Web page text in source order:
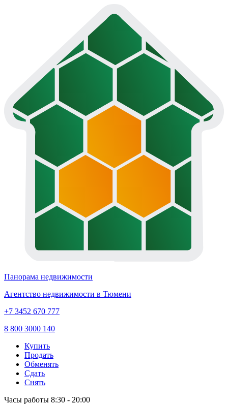
Панорама недвижимости
Агентство недвижимости в Тюмени
+7 3452 670 777
8 800 3000 140
Купить
Продать
Обменять
Сдать
Снять
Часы работы 8:30 - 20:00